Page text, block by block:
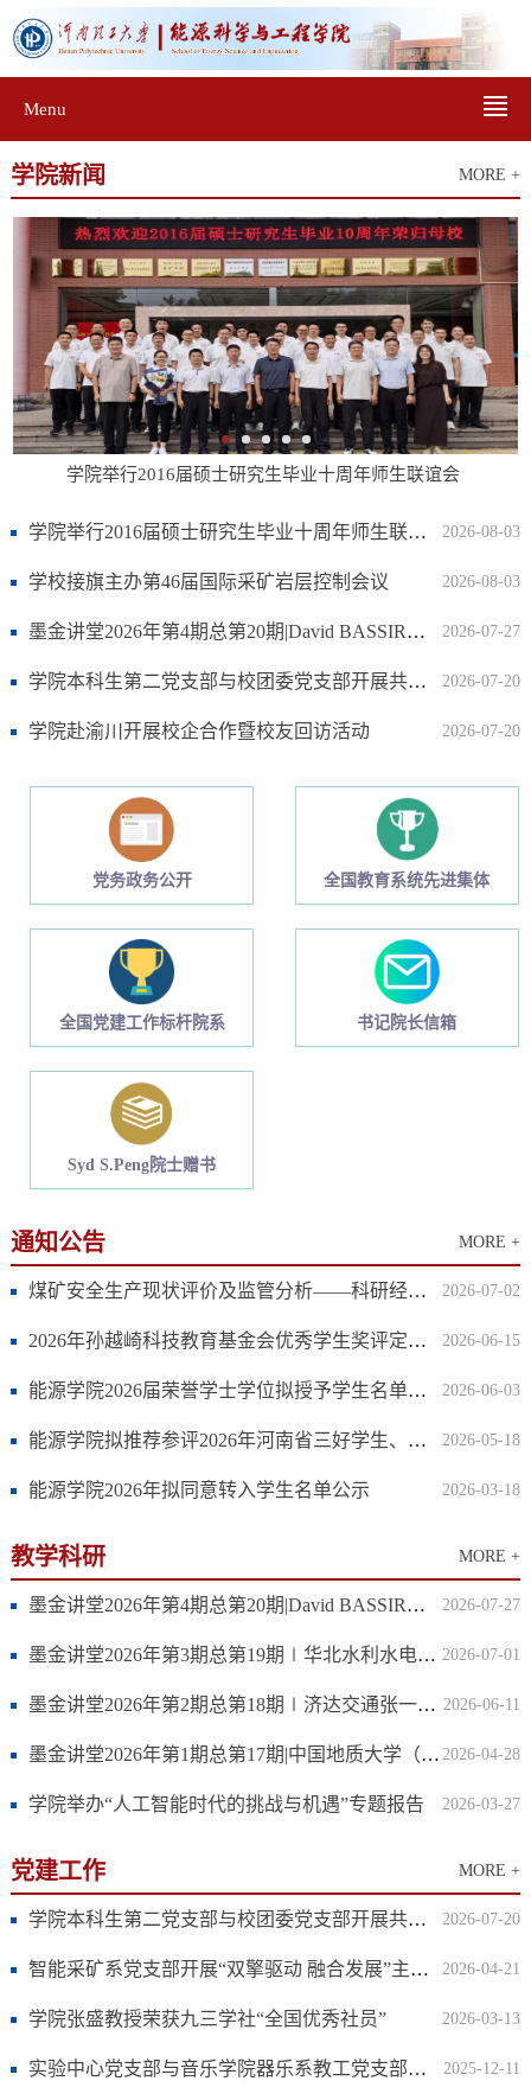
Menu
学院新闻 MORE +
学院举行2016届硕士研究生毕业十周年师生联谊会 ​
2026-08-03
学院举行2016届硕士研究生毕业十周年师生联谊会 ​
2026-08-03
学校接旗主办第46届国际采矿岩层控制会议
2026-07-27
墨金讲堂2026年第4期总第20期|David BASSIR教授应邀作学术报告
2026-07-20
学院本科生第二党支部与校团委党支部开展共建活动
2026-07-20
学院赴渝川开展校企合作暨校友回访活动
党务政务公开 全国教育系统先进集体
全国党建工作标杆院系 书记院长信箱
Syd S.Peng院士赠书
通知公告 MORE +
2026-07-02
煤矿安全生产现状评价及监管分析——科研经费采购论证和评审结果公示
2026-06-15
2026年孙越崎科技教育基金会优秀学生奖评定结果公示
2026-06-03
能源学院2026届荣誉学士学位拟授予学生名单公示
2026-05-18
能源学院拟推荐参评2026年河南省三好学生、优秀学生干部、先进班集体的公示
2026-03-18
能源学院2026年拟同意转入学生名单公示
教学科研 MORE +
2026-07-27
墨金讲堂2026年第4期总第20期|David BASSIR教授应邀作学术报告
2026-07-01
墨金讲堂2026年第3期总第19期∣华北水利水电大学李欣博士应邀来院作专题讲座
2026-06-11
墨金讲堂2026年第2期总第18期∣济达交通张一豪总监应邀来院作专题讲座
2026-04-28
墨金讲堂2026年第1期总第17期|中国地质大学（北京）董海良教授受邀作学术报告
2026-03-27
学院举办“人工智能时代的挑战与机遇”专题报告
党建工作 MORE +
2026-07-20
学院本科生第二党支部与校团委党支部开展共建活动
2026-04-21
智能采矿系党支部开展“双擎驱动 融合发展”主题党日活动
2026-03-13
学院张盛教授荣获九三学社“全国优秀社员”
2025-12-11
实验中心党支部与音乐学院器乐系教工党支部开展共创共建活动